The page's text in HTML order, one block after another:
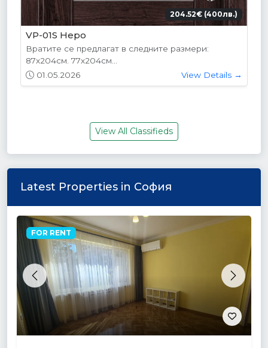
204.52€ (400лв.)
VP-01S Hepo
Вратите се предлагат в следните размери:
87х204см. 77х204см...
01.05.2026
View Details →
View All Classifieds
Latest Properties in София
Previous Next
FOR RENT